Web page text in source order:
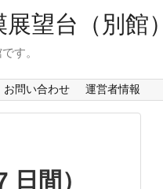
望台（別館）
す。
お問い合わせ 運営者情報
間）